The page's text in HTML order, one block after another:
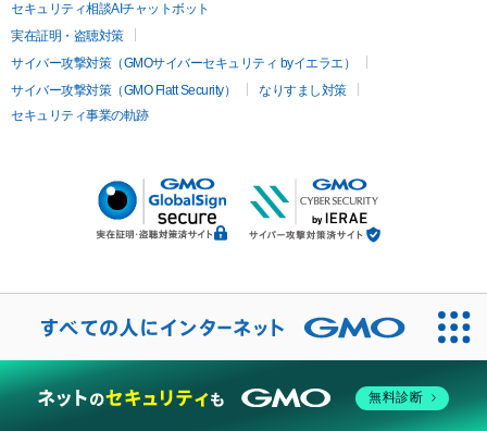
セキュリティ相談AIチャットボット
実在証明・盗聴対策
サイバー攻撃対策（GMOサイバーセキュリティ byイエラエ）
サイバー攻撃対策（GMO Flatt Security）
なりすまし対策
セキュリティ事業の軌跡
無料診断